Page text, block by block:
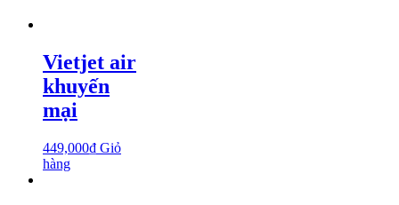
Vietjet air
khuyến
mại
449,000₫ Giỏ
hàng